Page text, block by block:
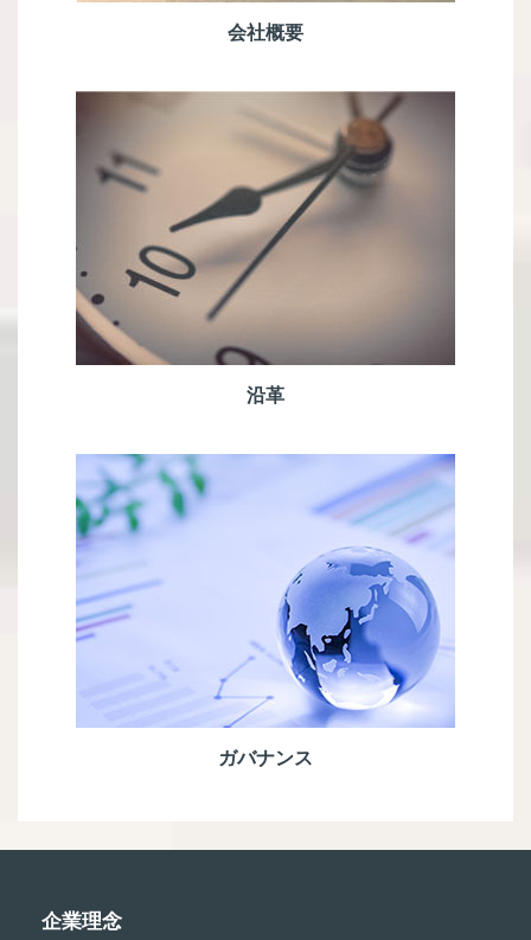
会社概要
沿革
ガバナンス
企業理念